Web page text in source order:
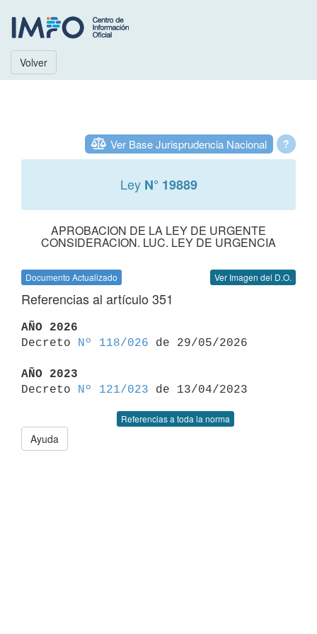
Volver
?
Ver Base Jurisprudencia Nacional
Ley N° 19889
APROBACION DE LA LEY DE URGENTE
CONSIDERACION. LUC. LEY DE URGENCIA
Documento Actualizado Ver Imagen del D.O.
Referencias al artículo 351
AÑO 2026
Decreto
Nº 118/026 de 29/05/2026
AÑO 2023
Decreto
Nº 121/023
Referencias a toda la norma
Ayuda